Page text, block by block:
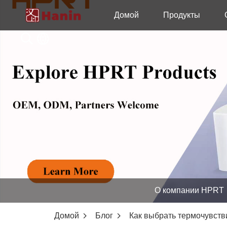
Домой Продукты
О компании HPRT
Домой Блог Как выбрать